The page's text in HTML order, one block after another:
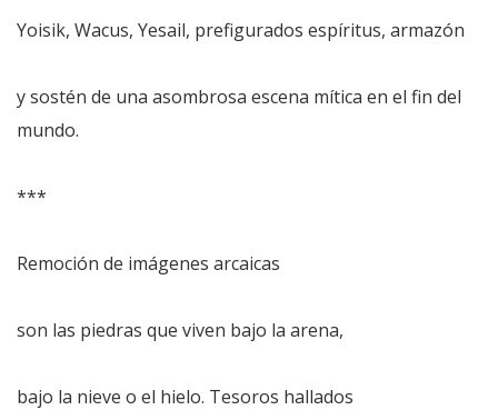
Yoisik, Wacus, Yesail, prefigurados espíritus, armazón
y sostén de una asombrosa escena mítica en el fin del
mundo.
***
Remoción de imágenes arcaicas
son las piedras que viven bajo la arena,
bajo la nieve o el hielo. Tesoros hallados